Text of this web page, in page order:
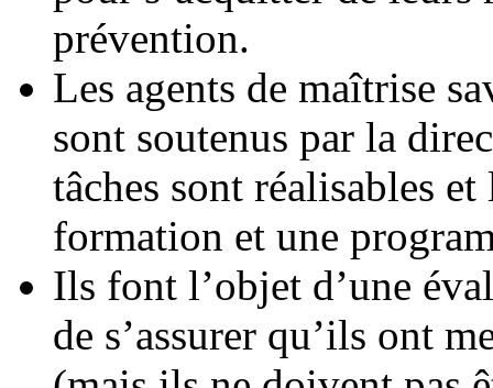
prévention.
Les agents de maîtrise
sont soutenus par la
tâches sont réalisables
formation et une
Ils font l’objet d’une
de s’assurer qu’ils ont